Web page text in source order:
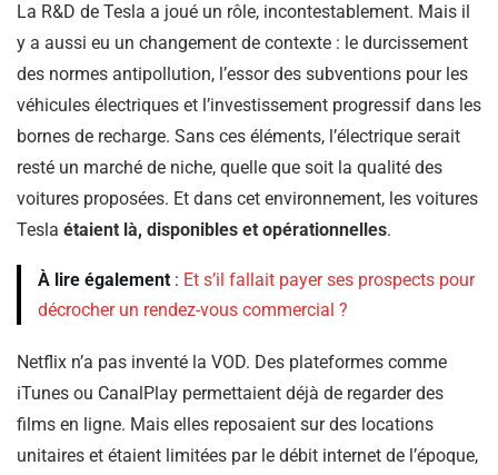
La R&D de Tesla a joué un rôle, incontestablement. Mais il
y a aussi eu un changement de contexte : le durcissement
des normes antipollution, l’essor des subventions pour les
véhicules électriques et l’investissement progressif dans les
bornes de recharge. Sans ces éléments, l’électrique serait
resté un marché de niche, quelle que soit la qualité des
voitures proposées. Et dans cet environnement, les voitures
Tesla étaient là, disponibles et opérationnelles.
À lire également : Et s’il fallait payer ses prospects pour
décrocher un rendez-vous commercial ?
Netflix n’a pas inventé la VOD. Des plateformes comme
iTunes ou CanalPlay permettaient déjà de regarder des
films en ligne. Mais elles reposaient sur des locations
unitaires et étaient limitées par le débit internet de l’époque,